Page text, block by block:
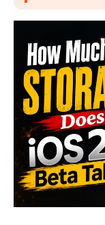
#5. Si la mise
bloque :
Conclusion
FAQ :